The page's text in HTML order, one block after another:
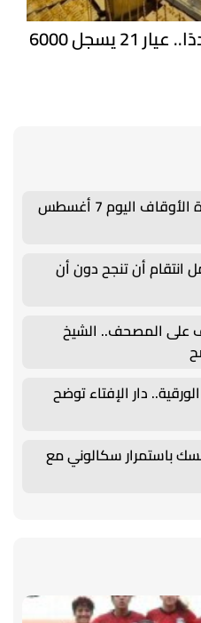
أسعار الذهب ترتفع مجددًا.. عيار 21 يسجل 6000
ملخص خطبة الجمعة لوزارة الأوقاف اليوم 7 أغسطس
انتقام أن تنجح دون أن
على المصحف.. الشيخ
دار الإفتاء توضح
باستمرار سكالوني مع